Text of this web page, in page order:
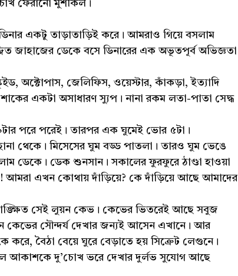
ফেরানো মুশকিল।
একটু তাড়াতাড়িই করে। আমরাও গিয়ে বসলাম
জাহাজের ডেকে বসে ডিনারের এক অভূতপূর্ব অভিজ্ঞতা
অক্টোপাস, জেলিফিস, ওয়েস্টার, কাঁকড়া, ইত্যাদি
একটা অসাধারণ স্যুপ। নানা রকম লতা-পাতা সেদ্ধ
৯টার পরে পরেই। তারপর এক ঘুমেই ভোর ৫টা।
থেকে। মিসেসের ঘুম বড্ড পাতলা। তারও ঘুম ভেঙে
ডেকে। ডেক শুনসান। সকালের ফুরফুরে ঠাণ্ডা হাওয়া
আমরা এখন কোথায় দাঁড়িয়ে? কে দাঁড়িয়ে আছে আমাদের
সেই লুয়ন কেভ। কেভের ভিতরেই আছে সবুজ
কেভের সৌন্দর্য দেখার জন্যই আসেন এখানে। আর
করে, বৈঠা বেয়ে ঘুরে বেড়াতে হয় সিক্রেট লেগুনে।
আকাশকে দু’চোখ ভরে দেখার দুর্লভ সুযোগ আছে